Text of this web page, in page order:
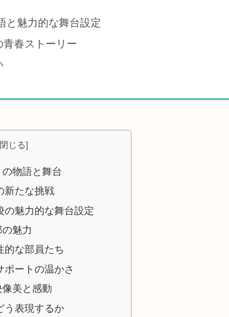
と魅力的な舞台設定
春ストーリー
の物語と舞台
新たな挑戦
の魅力的な舞台設定
魅力
的な部員たち
ポートの温かさ
美と感動
う表現するか